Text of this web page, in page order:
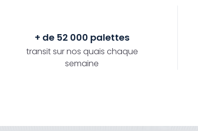
+ de 52 000 palettes
transit sur nos quais chaque
semaine